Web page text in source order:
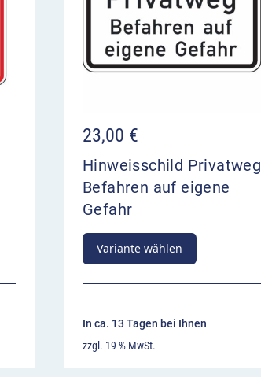
23,00 €
Hinweisschild Privatweg
Befahren auf eigene
Gefahr
Variante wählen
In ca. 13 Tagen bei Ihnen
zzgl. 19 % MwSt.